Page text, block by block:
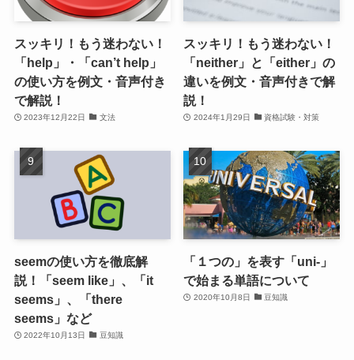
スッキリ！もう迷わない！
「help」・「can’t help」
の使い方を例文・音声付き
で解説！
2023年12月22日 文法
スッキリ！もう迷わない！
「neither」と「either」の
違いを例文・音声付きで解
説！
2024年1月29日 資格試験・対策
seemの使い方を徹底解
説！「seem like」、「it
seems」、「there
seems」など
2022年10月13日 豆知識
「１つの」を表す「uni-」
で始まる単語について
2020年10月8日 豆知識